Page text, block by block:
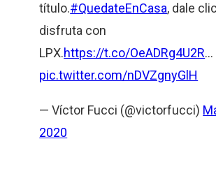
título.#QuedateEnCasa, dale
disfruta con
LPX.https://t.co/OeADRg4U2R…
pic.twitter.com/nDVZgnyGlH
— Víctor Fucci (@victorfucci)
2020